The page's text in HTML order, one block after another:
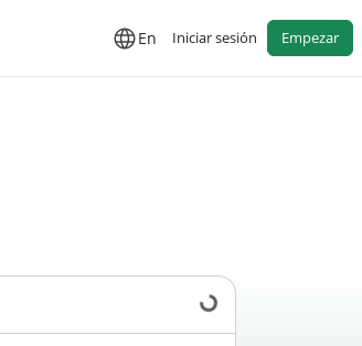
En Iniciar sesión Empezar
Cargando datos...